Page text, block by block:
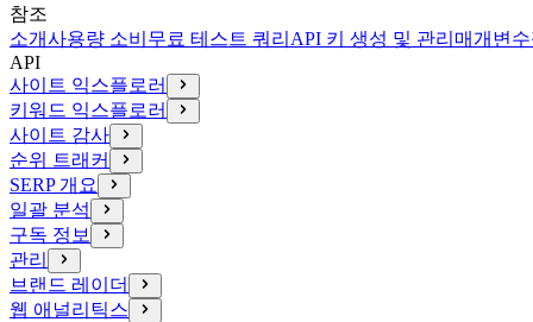
참조
소개사용량 소비 무료 테스트 쿼리 API 키 생성 및 관리 매개변수
API
사이트 익스플로러
키워드 익스플로러
사이트 감사
순위 트래커
SERP 개요
일괄 분석
구독 정보
관리
브랜드 레이더
웹 애널리틱스